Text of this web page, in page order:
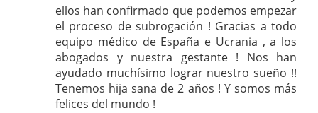
ellos han confirmado que podemos empezar
el proceso de subrogación ! Gracias a todo
equipo médico de España e Ucrania , a los
abogados y nuestra gestante ! Nos han
ayudado muchísimo lograr nuestro sueño !!
Tenemos hija sana de 2 años ! Y somos más
felices del mundo !